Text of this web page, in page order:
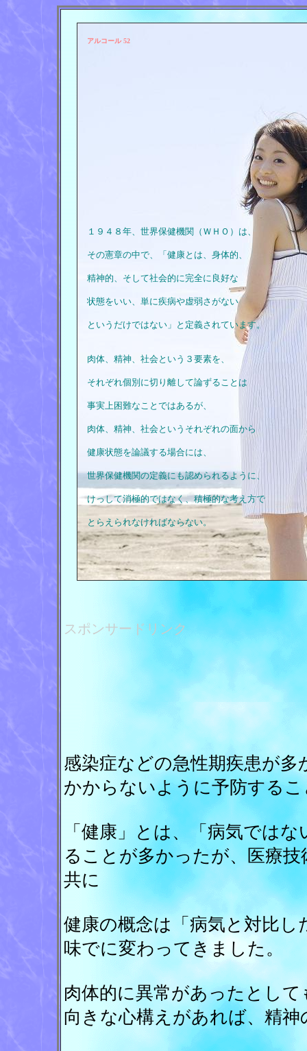
アルコール 52
１９４８年、世界保健機関（ＷＨＯ）は、
その憲章の中で、「健康とは、身体的、
精神的、そして社会的に完全に良好な
状態をいい、単に疾病や虚弱さがない
というだけではない」と定義されています。
肉体、精神、社会という３要素を、
それぞれ個別に切り離して論ずることは
事実上困難なことではあるが、
肉体、精神、社会というそれぞれの面から
健康状態を論議する場合には、
世界保健機関の定義にも認められるように、
けっして消極的ではなく、積極的な考え方で
とらえられなければならない。
スポンサードリンク
感染症などの急性期疾患が
かからないように予防する
「健康」とは、「病気では
ることが多かったが、医療
共に
健康の概念は「病気と対比
味でに変わってきました。
肉体的に異常があったとし
向きな心構えがあれば、精